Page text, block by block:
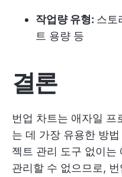
작업량 유형: 스토
트 용량 등
결론
번업 차트는 애자일 프
는 데 가장 유용한 방
젝트 관리 도구 없이는
관리할 수 없으므로,